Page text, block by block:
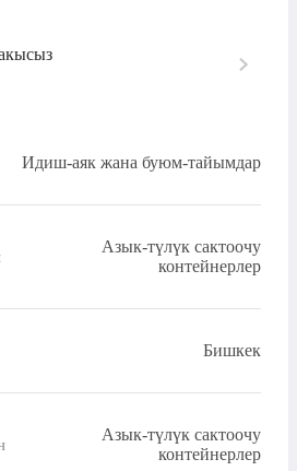
Идиш-аяк жана буюм-тайымдар
Азык-түлүк сактоочу
контейнерлер
Бишкек
Азык-түлүк сактоочу
контейнерлер